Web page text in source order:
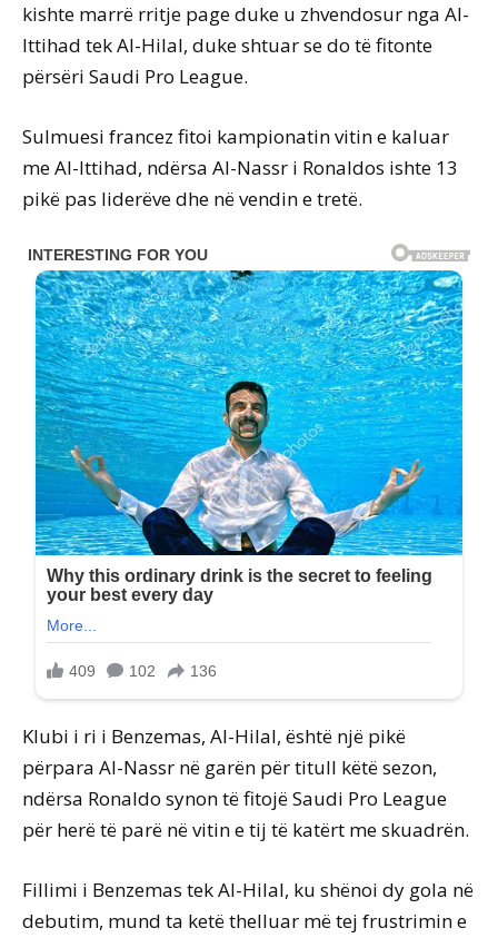
kishte marrë rritje page duke u zhvendosur nga Al-
Ittihad tek Al-Hilal, duke shtuar se do të fitonte
përsëri Saudi Pro League.
Sulmuesi francez fitoi kampionatin vitin e kaluar
me Al-Ittihad, ndërsa Al-Nassr i Ronaldos ishte 13
pikë pas liderëve dhe në vendin e tretë.
Klubi i ri i Benzemas, Al-Hilal, është një pikë
përpara Al-Nassr në garën për titull këtë sezon,
ndërsa Ronaldo synon të fitojë Saudi Pro League
për herë të parë në vitin e tij të katërt me skuadrën.
Fillimi i Benzemas tek Al-Hilal, ku shënoi dy gola në
debutim, mund ta ketë thelluar më tej frustrimin e